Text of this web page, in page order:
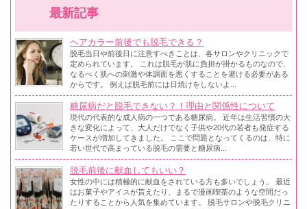
最新記事
ヘアカラー前後でも脱毛できる？
脱毛当日や前後日に注意すべきことは、各サロンやクリニックで
定められています。 これは脱毛が肌に負担が掛かるものなので、
なるべく肌への刺激や体調面を悪くすることを避ける必要がある
からです。 例えば脱毛前には日焼けをしないよ...
糖尿病だと脱毛できない？！理由と関係性について
現代の代表的な成人病の一つである糖尿病。 近年は生活習慣の大
きな変化によって、大人だけでなく子供や20代の若者も発症する
ケースが増加してきました。 ここで問題となってくるのは、特に
若い世代で高まっている脱毛の需要と糖尿病...
脱毛前後に献血してもいい？
女性の中には積極的に献血をされている方も多いでしょう。 最近
はお菓子やアイスが貰えたり、まるで漫画喫茶のような空間だっ
たりすることから人気を集めています。 脱毛サロンや脱毛クリニ